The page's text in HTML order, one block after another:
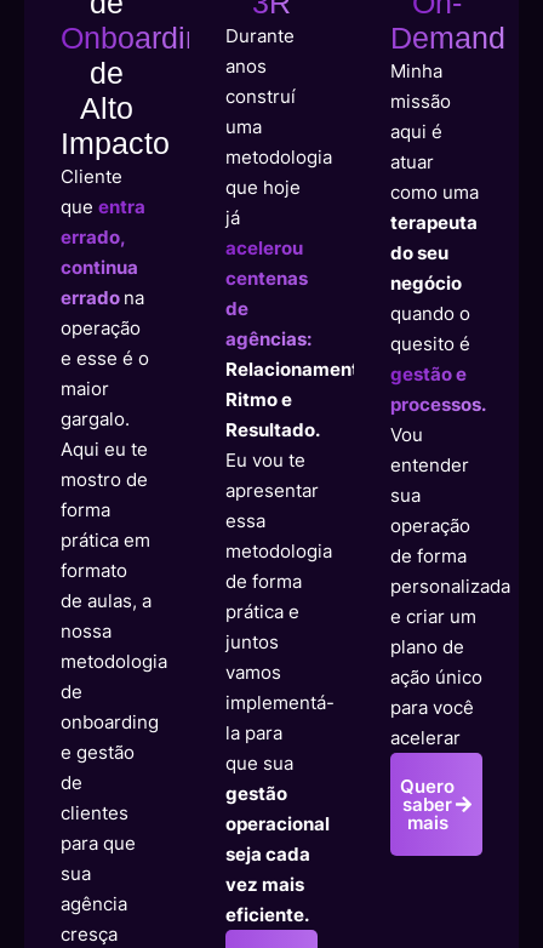
Onboarding
de
Alto
Impacto
Cliente
que entra
errado,
continua
erradona
operação
e esse é o
maior
gargalo.
Aqui eu te
mostro de
forma
prática em
formato
de aulas, a
nossa
metodologia
de
onboarding
e gestão
de
clientes
para que
sua
agência
cresça
Durante
anos
construí
uma
metodologia
que hoje
já
acelerou
centenas
de
agências:
Relacionamento,
Ritmo e
Resultado.
Eu vou te
apresentar
essa
metodologia
de forma
prática e
juntos
vamos
implementá-
la para
que sua
gestão
operacional
seja cada
vez mais
eficiente.
Demand
Minha
missão
aqui é
atuar
como uma
terapeuta
do seu
negócio
quando o
quesito é
gestão e
processos.
Vou
entender
sua
operação
de forma
personalizada
e criar um
plano de
ação único
para você
acelerar
Quero
saber
mais